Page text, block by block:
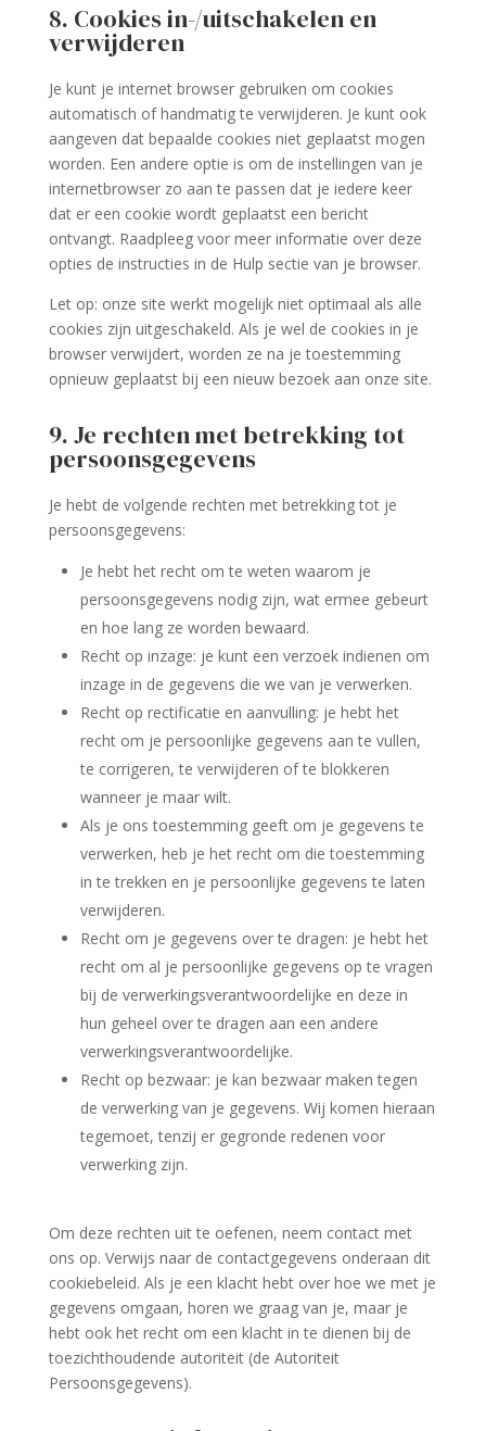
8. Cookies in-/uitschakelen en
verwijderen
Je kunt je internet browser gebruiken om cookies
automatisch of handmatig te verwijderen. Je kunt ook
aangeven dat bepaalde cookies niet geplaatst mogen
worden. Een andere optie is om de instellingen van je
internetbrowser zo aan te passen dat je iedere keer
dat er een cookie wordt geplaatst een bericht
ontvangt. Raadpleeg voor meer informatie over deze
opties de instructies in de Hulp sectie van je browser.
Let op: onze site werkt mogelijk niet optimaal als alle
cookies zijn uitgeschakeld. Als je wel de cookies in je
browser verwijdert, worden ze na je toestemming
opnieuw geplaatst bij een nieuw bezoek aan onze site.
9. Je rechten met betrekking tot
persoonsgegevens
Je hebt de volgende rechten met betrekking tot je
persoonsgegevens:
Je hebt het recht om te weten waarom je
persoonsgegevens nodig zijn, wat ermee gebeurt
en hoe lang ze worden bewaard.
Recht op inzage: je kunt een verzoek indienen om
inzage in de gegevens die we van je verwerken.
Recht op rectificatie en aanvulling: je hebt het
recht om je persoonlijke gegevens aan te vullen,
te corrigeren, te verwijderen of te blokkeren
wanneer je maar wilt.
Als je ons toestemming geeft om je gegevens te
verwerken, heb je het recht om die toestemming
in te trekken en je persoonlijke gegevens te laten
verwijderen.
Recht om je gegevens over te dragen: je hebt het
recht om al je persoonlijke gegevens op te vragen
bij de verwerkingsverantwoordelijke en deze in
hun geheel over te dragen aan een andere
verwerkingsverantwoordelijke.
Recht op bezwaar: je kan bezwaar maken tegen
de verwerking van je gegevens. Wij komen hieraan
tegemoet, tenzij er gegronde redenen voor
verwerking zijn.
Om deze rechten uit te oefenen, neem contact met
ons op. Verwijs naar de contactgegevens onderaan dit
cookiebeleid. Als je een klacht hebt over hoe we met je
gegevens omgaan, horen we graag van je, maar je
hebt ook het recht om een klacht in te dienen bij de
toezichthoudende autoriteit (de Autoriteit
Persoonsgegevens).